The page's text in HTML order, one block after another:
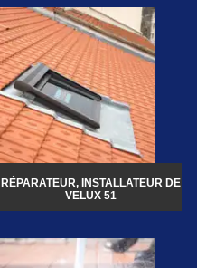
RÉPARATEUR, INSTALLATEUR DE
VELUX 51